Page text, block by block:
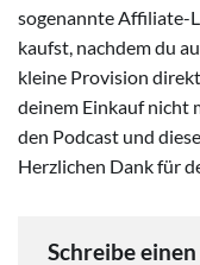
sogenannte Affiliate-
kaufst, nachdem du
kleine Provision
deinem Einkauf nicht
den Podcast und
Herzlichen Dank für
Schreibe